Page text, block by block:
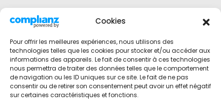
Cookies
Pour offrir les meilleures expériences, nous utilisons des
technologies telles que les cookies pour stocker et/ou accéder aux
informations des appareils. Le fait de consentir à ces technologies
nous permettra de traiter des données telles que le comportement
de navigation ou les ID uniques sur ce site. Le fait de ne pas
consentir ou de retirer son consentement peut avoir un effet négatif
sur certaines caractéristiques et fonctions.